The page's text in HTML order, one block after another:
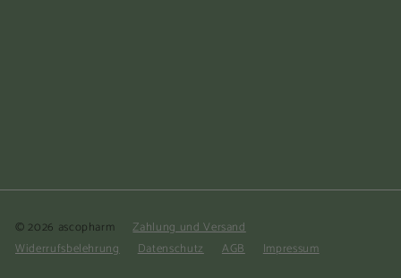
© 2026 ascopharm
Zahlung und Versand
Widerrufsbelehrung
Datenschutz AGB Impressum